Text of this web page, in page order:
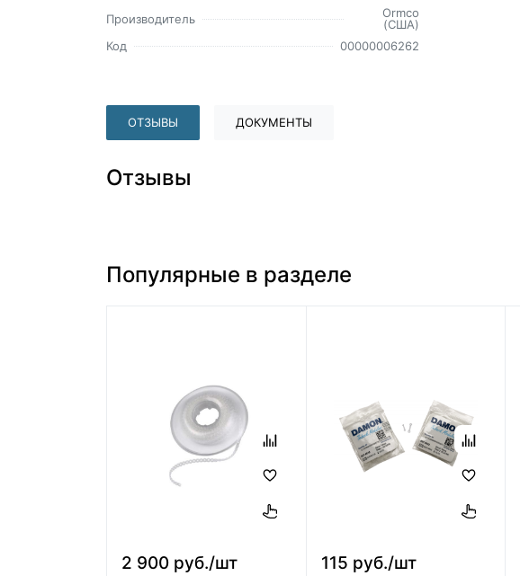
Производитель
Ormco
(США)
Код
00000006262
ОТЗЫВЫ ДОКУМЕНТЫ
Отзывы
Популярные в разделе
2 900 руб./шт 115 руб./шт